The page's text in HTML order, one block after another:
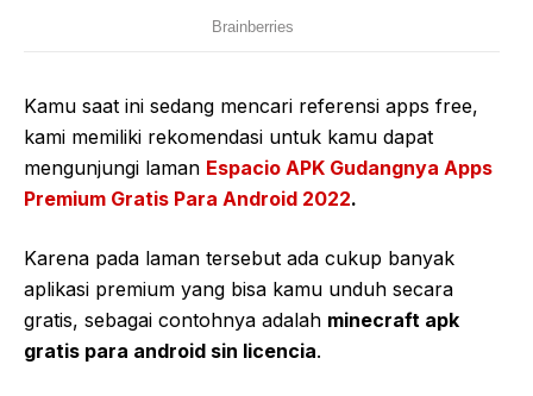
Kamu saat ini sedang mencari referensi apps free,
kami memiliki rekomendasi untuk kamu dapat
mengunjungi laman Espacio APK Gudangnya Apps
Premium Gratis Para Android 2022.
Karena pada laman tersebut ada cukup banyak
aplikasi premium yang bisa kamu unduh secara
gratis, sebagai contohnya adalah minecraft apk
gratis para android sin licencia.